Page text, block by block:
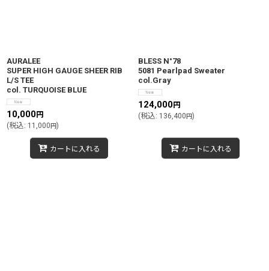
AURALEE
SUPER HIGH GAUGE SHEER RIB
L/S TEE
col. TURQUOISE BLUE
10,000円
(税込: 11,000円)
カートに入れる
BLESS N°78
5081 Pearlpad Sweater
col.Gray
124,000円
(税込: 136,400円)
カートに入れる